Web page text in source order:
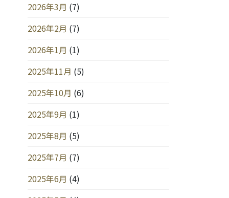
2026年3月 (7)
2026年2月 (7)
2026年1月 (1)
2025年11月 (5)
2025年10月 (6)
2025年9月 (1)
2025年8月 (5)
2025年7月 (7)
2025年6月 (4)